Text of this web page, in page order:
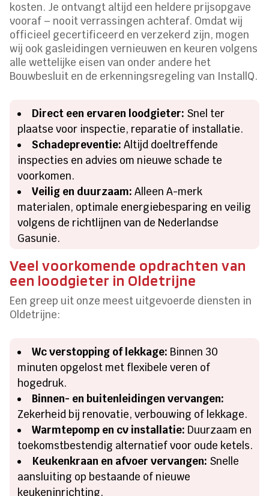
kosten. Je ontvangt altijd een heldere prijsopgave
vooraf – nooit verrassingen achteraf. Omdat wij
officieel gecertificeerd en verzekerd zijn, mogen
wij ook gasleidingen vernieuwen en keuren volgens
alle wettelijke eisen van onder andere het
Bouwbesluit en de erkenningsregeling van InstallQ.
Direct een ervaren loodgieter: Snel ter
plaatse voor inspectie, reparatie of installatie.
Schadepreventie: Altijd doeltreffende
inspecties en advies om nieuwe schade te
voorkomen.
Veilig en duurzaam: Alleen A-merk
materialen, optimale energiebesparing en veilig
volgens de richtlijnen van de Nederlandse
Gasunie.
Veel voorkomende opdrachten van
een loodgieter in Oldetrijne
Een greep uit onze meest uitgevoerde diensten in
Oldetrijne:
Wc verstopping of lekkage: Binnen 30
minuten opgelost met flexibele veren of
hogedruk.
Binnen- en buitenleidingen vervangen:
Zekerheid bij renovatie, verbouwing of lekkage.
Warmtepomp en cv installatie: Duurzaam en
toekomstbestendig alternatief voor oude ketels.
Keukenkraan en afvoer vervangen: Snelle
aansluiting op bestaande of nieuwe
keukeninrichting.